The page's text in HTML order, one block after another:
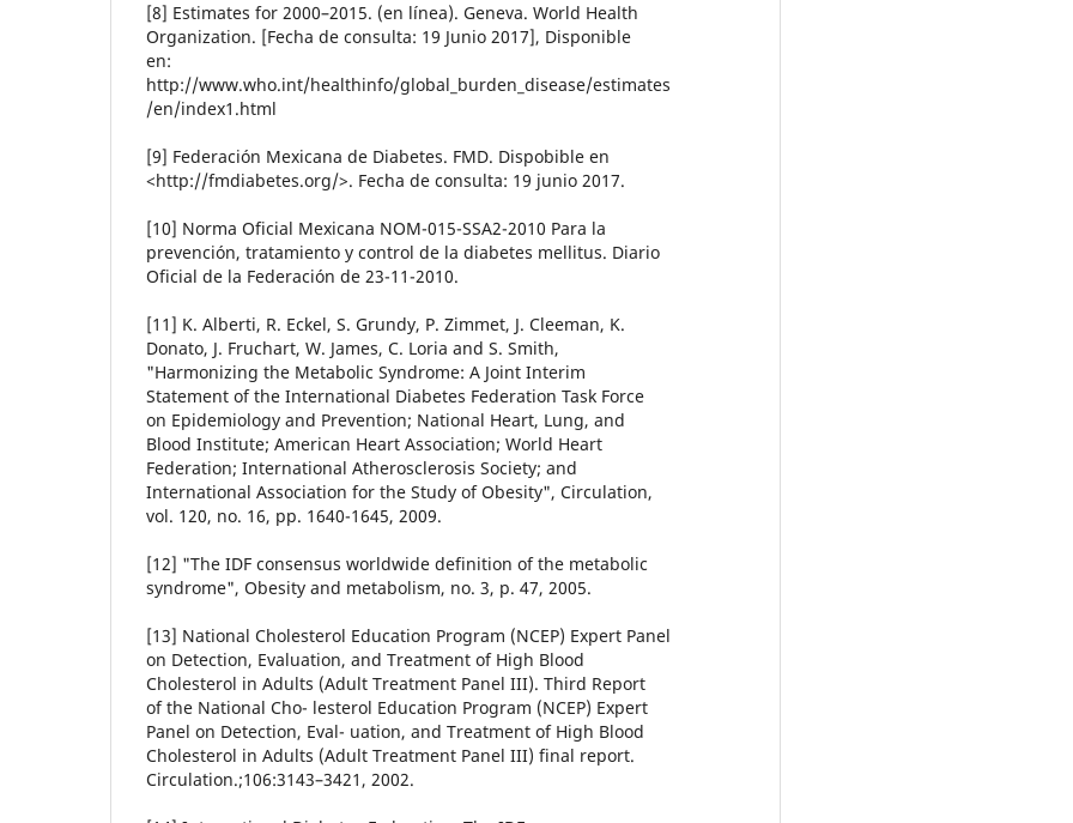
[8] Estimates for 2000–2015. (en línea). Geneva. World Health
Organization. [Fecha de consulta: 19 Junio 2017], Disponible
en:
http://www.who.int/healthinfo/global_burden_disease/estimates
/en/index1.html
[9] Federación Mexicana de Diabetes. FMD. Dispobible en
<http://fmdiabetes.org/>. Fecha de consulta: 19 junio 2017.
[10] Norma Oficial Mexicana NOM-015-SSA2-2010 Para la
prevención, tratamiento y control de la diabetes mellitus. Diario
Oficial de la Federación de 23-11-2010.
[11] K. Alberti, R. Eckel, S. Grundy, P. Zimmet, J. Cleeman, K.
Donato, J. Fruchart, W. James, C. Loria and S. Smith,
"Harmonizing the Metabolic Syndrome: A Joint Interim
Statement of the International Diabetes Federation Task Force
on Epidemiology and Prevention; National Heart, Lung, and
Blood Institute; American Heart Association; World Heart
Federation; International Atherosclerosis Society; and
International Association for the Study of Obesity", Circulation,
vol. 120, no. 16, pp. 1640-1645, 2009.
[12] "The IDF consensus worldwide definition of the metabolic
syndrome", Obesity and metabolism, no. 3, p. 47, 2005.
[13] National Cholesterol Education Program (NCEP) Expert Panel
on Detection, Evaluation, and Treatment of High Blood
Cholesterol in Adults (Adult Treatment Panel III). Third Report
of the National Cho- lesterol Education Program (NCEP) Expert
Panel on Detection, Eval- uation, and Treatment of High Blood
Cholesterol in Adults (Adult Treatment Panel III) final report.
Circulation.;106:3143–3421, 2002.